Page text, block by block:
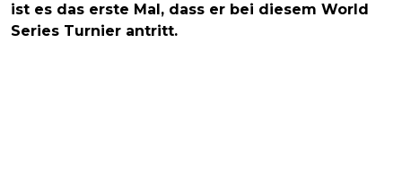
ist es das erste Mal, dass er bei diesem World
Series Turnier antritt.